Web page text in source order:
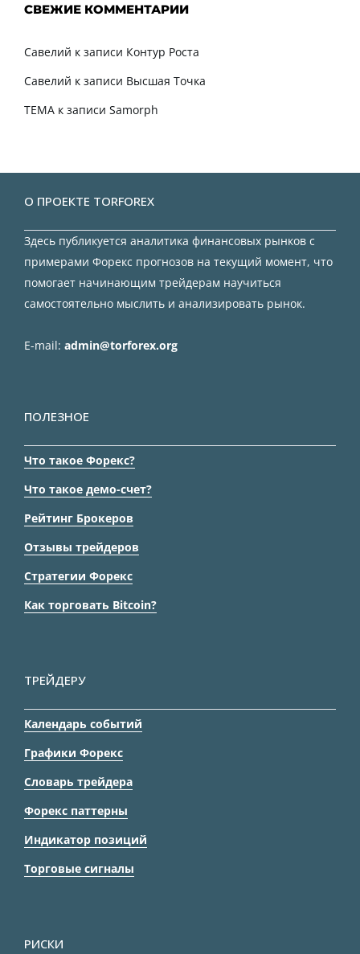
СВЕЖИЕ КОММЕНТАРИИ
Савелий к записи Контур Роста
Савелий к записи Высшая Точка
TEMA к записи Samorph
О ПРОЕКТЕ TORFOREX
Здесь публикуется аналитика финансовых рынков с
примерами Форекс прогнозов на текущий момент, что
помогает начинающим трейдерам научиться
самостоятельно мыслить и анализировать рынок.
E-mail: admin@torforex.org
ПОЛЕЗНОЕ
Что такое Форекс?
Что такое демо-счет?
Рейтинг Брокеров
Отзывы трейдеров
Стратегии Форекс
Как торговать Bitcoin?
ТРЕЙДЕРУ
Календарь событий
Графики Форекс
Словарь трейдера
Форекс паттерны
Индикатор позиций
Торговые сигналы
РИСКИ